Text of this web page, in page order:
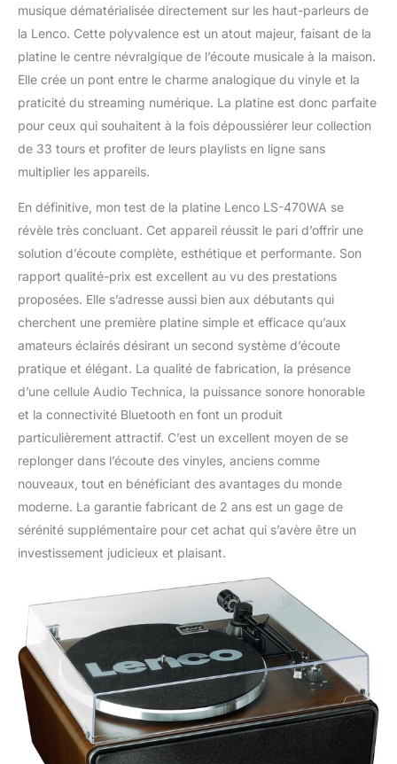
musique dématérialisée directement sur les haut-parleurs de
la Lenco. Cette polyvalence est un atout majeur, faisant de la
platine le centre névralgique de l’écoute musicale à la maison.
Elle crée un pont entre le charme analogique du vinyle et la
praticité du streaming numérique. La platine est donc parfaite
pour ceux qui souhaitent à la fois dépoussiérer leur collection
de 33 tours et profiter de leurs playlists en ligne sans
multiplier les appareils.
En définitive, mon test de la platine Lenco LS-470WA se
révèle très concluant. Cet appareil réussit le pari d’offrir une
solution d’écoute complète, esthétique et performante. Son
rapport qualité-prix est excellent au vu des prestations
proposées. Elle s’adresse aussi bien aux débutants qui
cherchent une première platine simple et efficace qu’aux
amateurs éclairés désirant un second système d’écoute
pratique et élégant. La qualité de fabrication, la présence
d’une cellule Audio Technica, la puissance sonore honorable
et la connectivité Bluetooth en font un produit
particulièrement attractif. C’est un excellent moyen de se
replonger dans l’écoute des vinyles, anciens comme
nouveaux, tout en bénéficiant des avantages du monde
moderne. La garantie fabricant de 2 ans est un gage de
sérénité supplémentaire pour cet achat qui s’avère être un
investissement judicieux et plaisant.